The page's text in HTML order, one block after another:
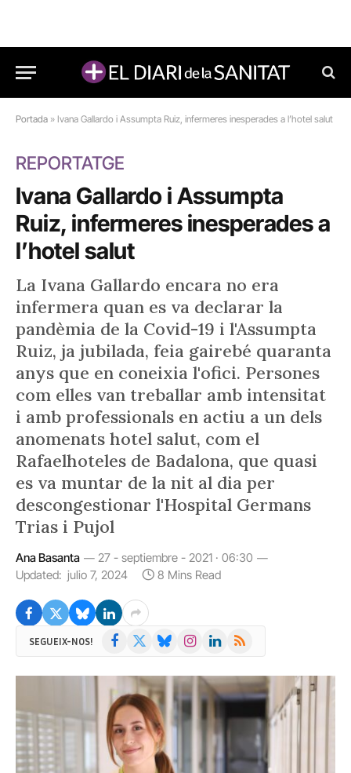
Portada » Ivana Gallardo i Assumpta Ruiz, infermeres inesperades a l’hotel salut
REPORTATGE
Ivana Gallardo i Assumpta
Ruiz, infermeres inesperades a
l’hotel salut
La Ivana Gallardo encara no era
infermera quan es va declarar la
pandèmia de la Covid-19 i l'Assumpta
Ruiz, ja jubilada, feia gairebé quaranta
anys que en coneixia l'ofici. Persones
com elles van treballar amb intensitat
i amb professionals en actiu a un dels
anomenats hotel salut, com el
Rafaelhoteles de Badalona, que quasi
es va muntar de la nit al dia per
descongestionar l'Hospital Germans
Trias i Pujol
Ana Basanta
27 - septiembre - 2021 · 06:30
Updated: julio 7, 2024 8 Mins Read
SEGUEIX-NOS! Facebook BlueskyInstagramLinkedIn
RSS